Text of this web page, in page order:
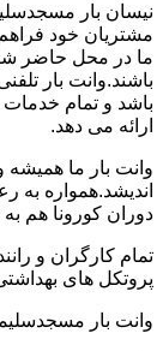
نیسان بار
مشتریان خود
ما در محل حاضر
باشند.وانت بار
باشد و تمام خدمات
ارائه می دهد.
وانت بار ما
اندیشد.همواره به
دوران کورونا هم
تمام کارگران و
پروتکل های
وانت بار